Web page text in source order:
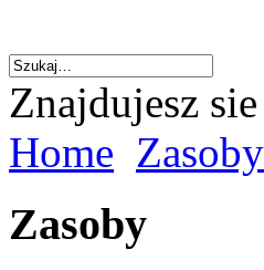
Znajdujesz
Home Zasoby
Zasoby